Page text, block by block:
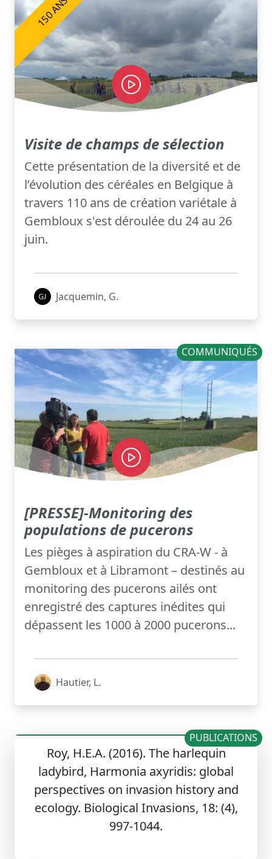
150 ANS
Visite de champs de sélection
Cette présentation de la diversité et de
l’évolution des céréales en Belgique à
travers 110 ans de création variétale à
Gembloux s'est déroulée du 24 au 26
juin.
Jacquemin, G.
COMMUNIQUÉS
[PRESSE]-Monitoring des
populations de pucerons
Les pièges à aspiration du CRA-W - à
Gembloux et à Libramont – destinés au
monitoring des pucerons ailés ont
enregistré des captures inédites qui
dépassent les 1000 à 2000 pucerons...
Hautier, L.
Roy, H.E.A. (2016). The harlequin
ladybird, Harmonia axyridis: global
perspectives on invasion history and
ecology. Biological Invasions, 18: (4),
997-1044.
PUBLICATIONS